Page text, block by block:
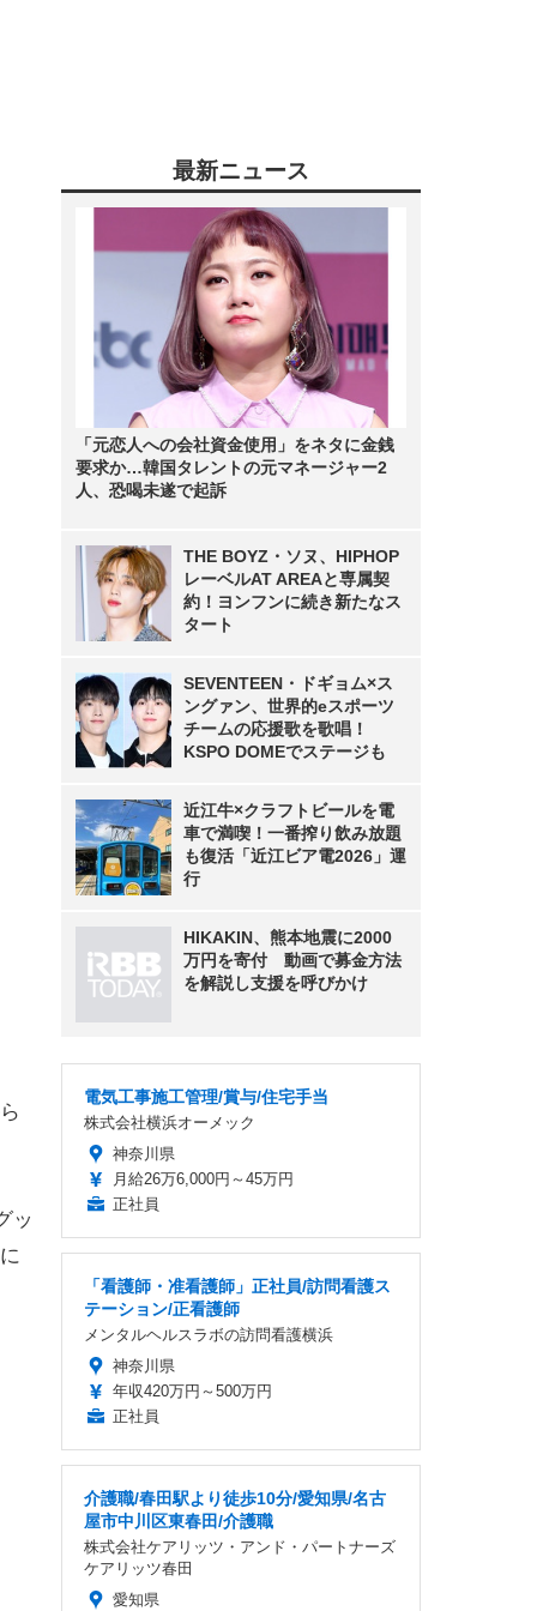
ッ
最新ニュース
「元恋人への会社資金使用」をネタに金銭
要求か…韓国タレントの元マネージャー2
人、恐喝未遂で起訴
THE BOYZ・ソヌ、HIPHOP
レーベルAT AREAと専属契
約！ヨンフンに続き新たなス
タート
SEVENTEEN・ドギョム×ス
ングァン、世界的eスポーツ
チームの応援歌を歌唱！
KSPO DOMEでステージも
近江牛×クラフトビールを電
車で満喫！一番搾り飲み放題
も復活「近江ビア電2026」運
行
HIKAKIN、熊本地震に2000
万円を寄付 動画で募金方法
を解説し支援を呼びかけ
電気工事施工管理/賞与/住宅手当
株式会社横浜オーメック
神奈川県
月給26万6,000円～45万円
正社員
「看護師・准看護師」正社員/訪問看護ス
テーション/正看護師
メンタルヘルスラボの訪問看護横浜
神奈川県
年収420万円～500万円
正社員
介護職/春田駅より徒歩10分/愛知県/名古
屋市中川区東春田/介護職
株式会社ケアリッツ・アンド・パートナーズ
ケアリッツ春田
愛知県